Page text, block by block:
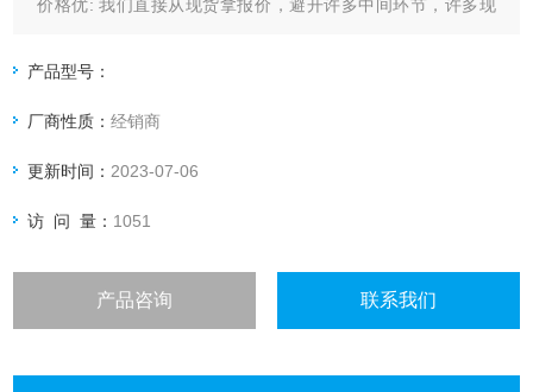
价格优: 我们直接从现货拿报价，避开许多中间环节，许多现
渠道广: 除了现货，我们跟欧洲许多有直接的业务关系，使我
产品型号：
厂商性质：经销商
更新时间： 2023-07-06
访 问 量： 1051
产品咨询 联系我们